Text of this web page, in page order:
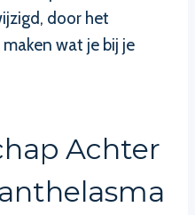
door het
wat je bij je
Achter